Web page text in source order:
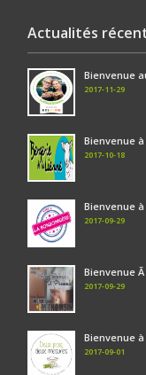
Actualités
Bienvenue
2017-11-29
Bienvenue
2017-10-18
Bienvenue
2017-09-29
Bienvenue
2017-09-29
Bienvenue
2017-09-01